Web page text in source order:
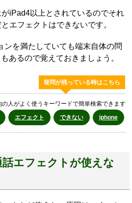
iPad4以上とされているのでそれ
エフェクトはできないです。
ンを満たしていても端末自体の問
あるので覚えておきましょう。
疑問が残っている時はこちら
の人がよく使うキーワードで簡単検索できます
エフェクト できない iphone
エフェクトが使えな